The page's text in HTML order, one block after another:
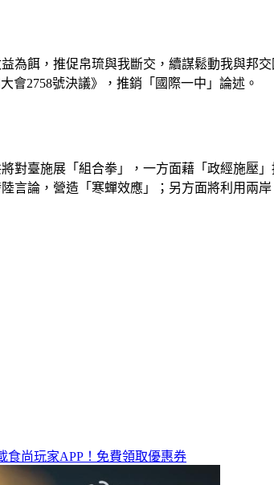
餌，推促帛琉與我斷交，續謀鬆動我與邦
會2758號決議》，推銷「國際一中」論述。
對臺施展「組合拳」，一方面藉「政經施壓
言論，營造「寒蟬效應」；另方面將利用兩
食尚玩家APP！免費領取優惠券